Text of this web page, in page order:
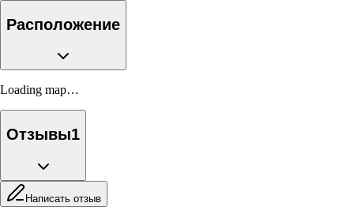
Расположение
Loading map…
Отзывы1
Написать отзыв